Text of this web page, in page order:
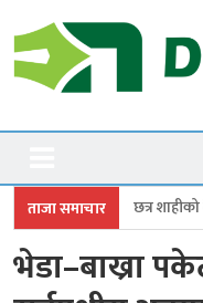
to
content
Dolpanews
ताजा समाचार
देउडामा झुम्यो डोल्पा,
भेडा–बाख्रा